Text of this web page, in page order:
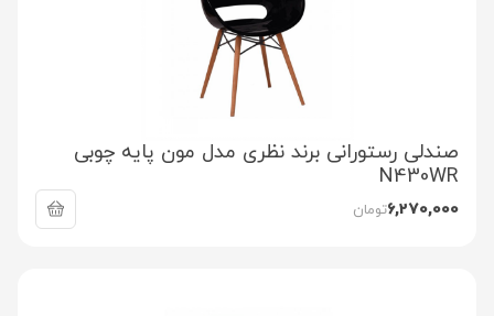
صندلی رستورانی برند نظری مدل مون پایه چوبی
N430WR
6,270,000تومان